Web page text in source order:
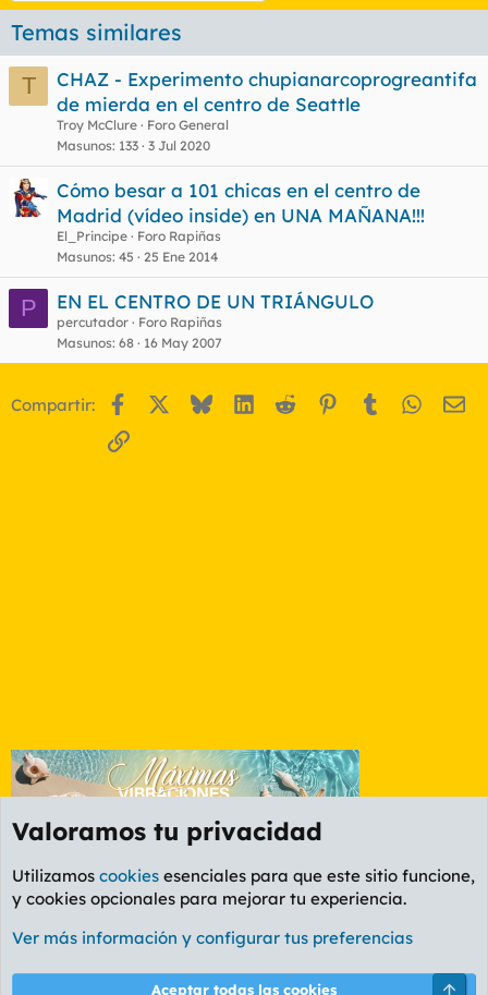
Temas similares
T
CHAZ - Experimento chupianarcoprogreantifa
de mierda en el centro de Seattle
Troy McClure
Foro General
Masunos 133 3 Jul 2020
Cómo besar a 101 chicas en el centro de
Madrid (vídeo inside) en UNA MAÑANA!!!
El_Principe
Foro Rapiñas
Masunos 45 25 Ene 2014
P EN EL CENTRO DE UN TRIÁNGULO
percutador
Foro Rapiñas
Masunos 68 16 May 2007
Compartir: Facebook BlueskyLinkedIn
Reddit Pinterest
Tumblr
Enlace
Foro General
Cookies
PL OLDSTYLE AMARILLO
Valoramos tu privacidad
Utilizamos cookies esenciales para que este sitio funcione,
y cookies opcionales para mejorar tu experiencia.
Ver más información y configurar tus preferencias
Aceptar todas las cookies